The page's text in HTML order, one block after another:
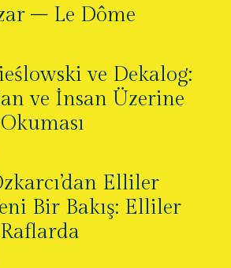
– Le Dôme
ve Dekalog:
ve İnsan Üzerine
Elliler
Bir Bakış: Elliler